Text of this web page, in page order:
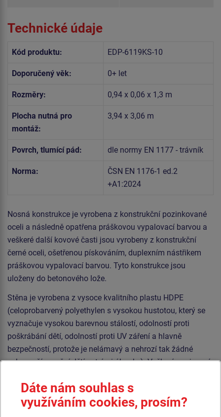
Technické údaje
Kód produktu: EDP-6119KS-10
Doporučený věk: 0+ let
Rozměry: 0,94 x 0,06 x 1,3 m
Plocha nutná pro
montáž:
3,94 x 3,06 m
Povrch, tlumící pád: dle normy EN 1177 - trávník
Norma:
ČSN EN 1176-1 ed.2
+A1:2024
Nosná konstrukce je vyrobena z konstrukční pozinkované
oceli a následně opatřena práškovou vypalovací barvou a
veškeré další kovové časti jsou vyrobeny z konstrukční
černé oceli, ošetřenou pískováním, duplexním nástřikem
práškovou vypalovací barvou. Tyto konstrukce jsou
uloženy do betonového lože.
Stěna je vyrobena z vysoce kvalitního plastu HDPE
(celoprobarvený polyethylen s vysokou hustotou, který se
vyznačuje vysokou barevnou stálostí, odolností proti
poškrábání dětí, odolností proti UV záření a hlavně
bezpečností, protože je nelámavý a nehrozí tak žádné
nebezpečí zranění dětí ostrými úlomky). Veškerý spojovací
Podobnézboží
Dáte nám souhlas s
využíváním cookies, prosím?